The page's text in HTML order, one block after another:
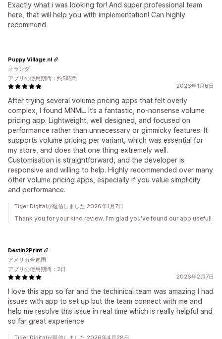
Exactly what i was looking for! And super professional team
here, that will help you with implementation! Can highly
recommend
2026年1月6日
After trying several volume pricing apps that felt overly
complex, I found MNML. It’s a fantastic, no-nonsense volume
pricing app. Lightweight, well designed, and focused on
performance rather than unnecessary or gimmicky features. It
supports volume pricing per variant, which was essential for
my store, and does that one thing extremely well.
Customisation is straightforward, and the developer is
responsive and willing to help. Highly recommended over many
other volume pricing apps, especially if you value simplicity
and performance.
Puppy Village.nl
オランダ
アプリの使用期間：約5時間
Tiger Digitalが返信しました 2026年1月7日
Thank you for your kind review. I'm glad you've found our app useful!
2026年2月7日
I love this app so far and the techinical team was amazing I had
issues with app to set up but the team connect with me and
help me resolve this issue in real time which is really helpful and
so far great experience
Destin2Print
アメリカ合衆国
アプリの使用期間：2日
Tiger Digitalが返信しました 2026年4月28日